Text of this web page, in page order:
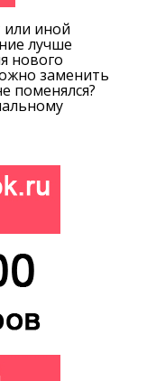
или иной
лучше
нового
заменить
поменялся?